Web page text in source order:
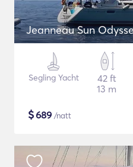
Jeanneau Sun
Segling Yacht
42 ft
13 m
$689 /natt